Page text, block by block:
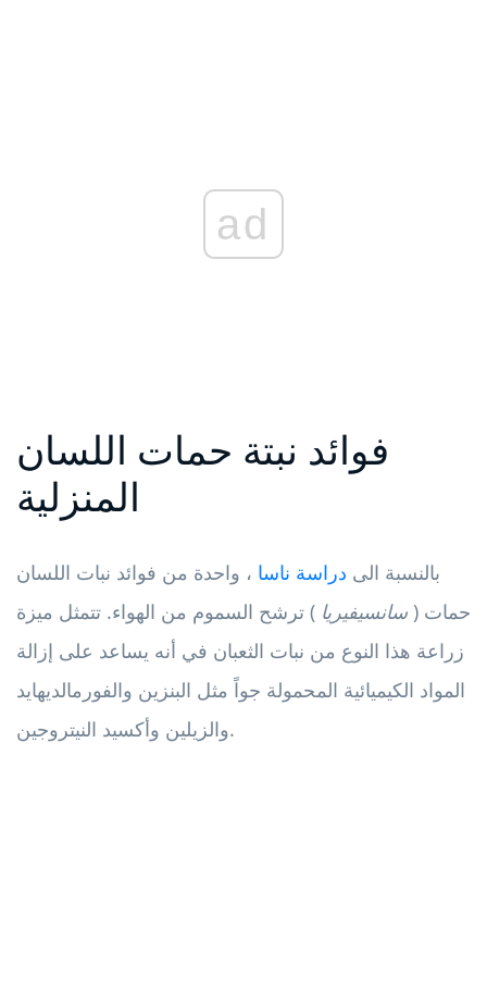
ad
فوائد نبتة حمات اللسان
المنزلية
بالنسبة الى دراسة ناسا ، واحدة من فوائد نبات اللسان
حمات ( سانسيفيريا ) ترشح السموم من الهواء. تتمثل ميزة
زراعة هذا النوع من نبات الثعبان في أنه يساعد على إزالة
المواد الكيميائية المحمولة جواً مثل البنزين والفورمالديهايد
والزيلين وأكسيد النيتروجين.